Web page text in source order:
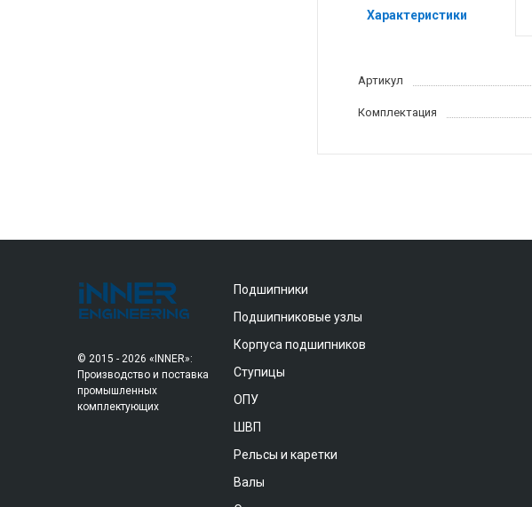
Характеристики
Артикул
Комплектация
© 2015 - 2026 «INNER»:
Производство и поставка
промышленных
комплектующих
Подшипники
Подшипниковые узлы
Корпуса подшипников
Ступицы
ОПУ
ШВП
Рельсы и каретки
Валы